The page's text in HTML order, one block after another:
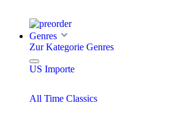
Genres
Zur Kategorie Genres
US Importe
All Time Classics